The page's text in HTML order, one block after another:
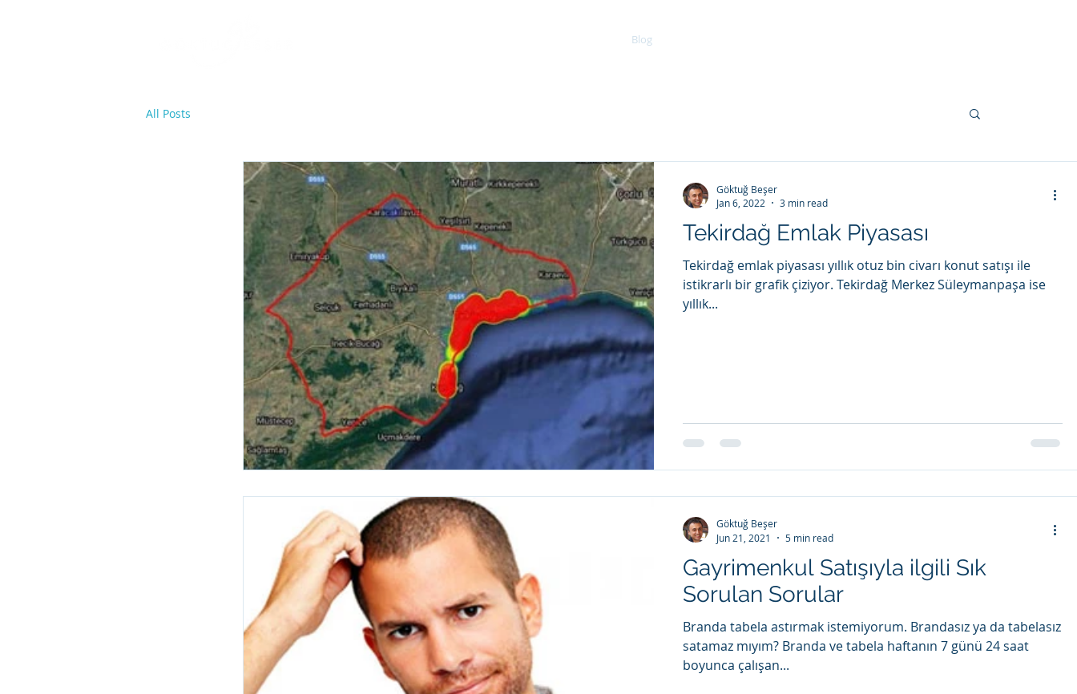
Blog
All Posts
Tekirdağ Emlak Piyasası
Tekirdağ emlak piyasası yıllık otuz bin civarı konut satışı ile
istikrarlı bir grafik çiziyor. Tekirdağ Merkez Süleymanpaşa ise
yıllık...
Göktuğ Beşer
Jan 6, 2022
3 min read
Gayrimenkul Satışıyla ilgili Sık
Sorulan Sorular
Branda tabela astırmak istemiyorum. Brandasız ya da tabelasız
satamaz mıyım? Branda ve tabela haftanın 7 günü 24 saat
boyunca çalışan...
Göktuğ Beşer
Jun 21, 2021
5 min read